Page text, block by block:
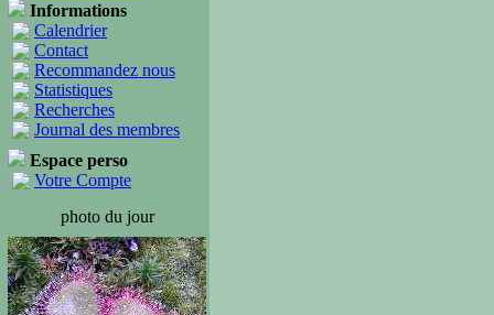
Informations
Calendrier
Contact
Recommandez nous
Statistiques
Recherches
Journal des membres
Espace perso
Votre Compte
photo du jour